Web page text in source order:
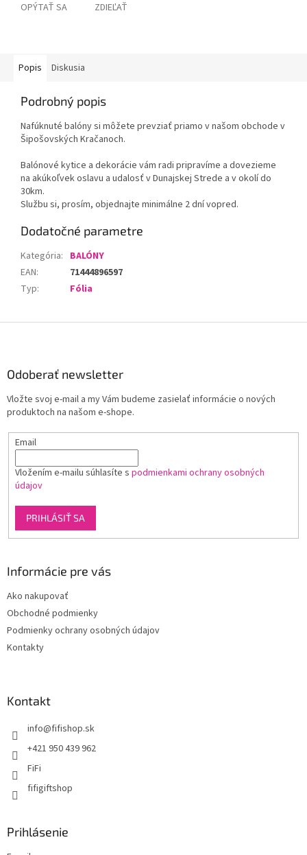
OPÝTAŤ SA ZDIEĽAŤ
Popis Diskusia
Podrobný popis
Nafúknuté balóny si môžete prevziať priamo v našom obchode v
Šipošovských Kračanoch.
Balónové kytice a dekorácie vám radi pripravíme a dovezieme
na akúkoľvek oslavu a udalosť v Dunajskej Strede a v okolí do
30km.
Službu si, prosím, objednajte minimálne 2 dní vopred.
Dodatočné parametre
Kategória: BALÓNY
EAN:
71444896597
Typ: Fólia
Odoberať newsletter
Vložte svoj e-mail a my Vám budeme zasielať informácie o nových
produktoch na našom e-shope.
Email
Vložením e-mailu súhlasíte s podmienkami ochrany osobných
údajov
PRIHLÁSIŤ SA
Informácie pre vás
Ako nakupovať
Obchodné podmienky
Podmienky ochrany osobných údajov
Kontakty
Kontakt
info@fifishop.sk
+421 950 439 962
FiFi
fifigiftshop
Prihlásenie